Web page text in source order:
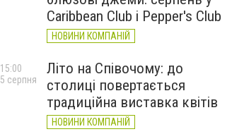
Caribbean Club і Pepper's Club
НОВИНИ КОМПАНІЙ
Літо на Співочому: до
столиці повертається
традиційна виставка квітів
НОВИНИ КОМПАНІЙ
15:00
5 серпня